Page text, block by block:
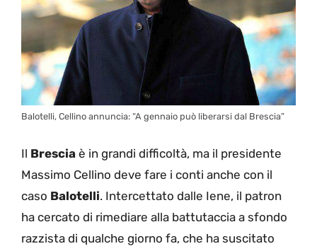
Balotelli, Cellino annuncia: “A gennaio può liberarsi dal Brescia”
Il Brescia è in grandi difficoltà, ma il presidente
Massimo Cellino deve fare i conti anche con il
caso Balotelli. Intercettato dalle Iene, il patron
ha cercato di rimediare alla battutaccia a sfondo
razzista di qualche giorno fa, che ha suscitato